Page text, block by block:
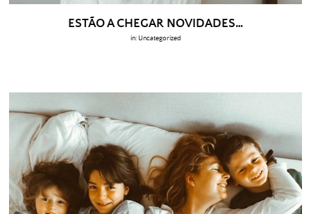
ESTÃO A CHEGAR NOVIDADES…
in: Uncategorized